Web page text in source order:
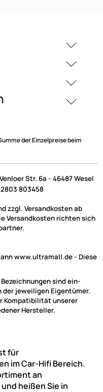
der Einzelpreise beim
Str. 6a - 46487 Wesel
803458
zzgl. Versandkosten ab
Versandkosten richten sich
www.ultramall.de - Diese
sind ein-
der jeweiligen Eigentümer.
Kompatibilität unserer
Hersteller.
für
im Car-Hifi Bereich.
an
heißen Sie in